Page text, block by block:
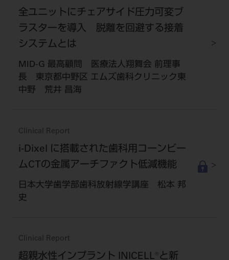
全ユニットにチェアサイド圧力可変ブ
ラスターを導入 脱離を回避する接着
システムとは
MID-G 最高顧問 医療法人翔舞会 前理事
長 東京都中野区 エムズ歯科クリニック東
中野 荒井 昌海
Clinical Report
i-Dixel に搭載された歯科用コーンビー
ムCTの金属アーチファクト低減機能
日本大学歯学部歯科放射線学講座 松本 邦
史
Clinical Report
超親水性インプラント INICELL®と新